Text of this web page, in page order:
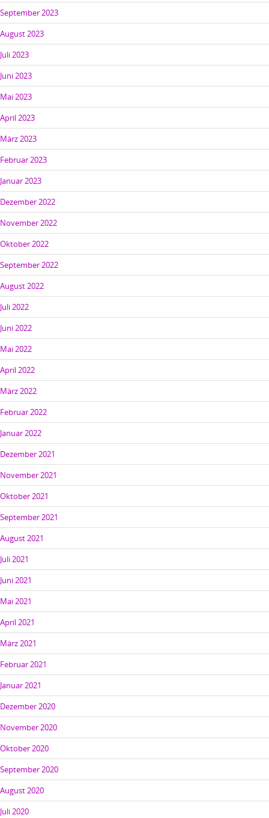
September 2023
August 2023
Juli 2023
Juni 2023
Mai 2023
April 2023
März 2023
Februar 2023
Januar 2023
Dezember 2022
November 2022
Oktober 2022
September 2022
August 2022
Juli 2022
Juni 2022
Mai 2022
April 2022
März 2022
Februar 2022
Januar 2022
Dezember 2021
November 2021
Oktober 2021
September 2021
August 2021
Juli 2021
Juni 2021
Mai 2021
April 2021
März 2021
Februar 2021
Januar 2021
Dezember 2020
November 2020
Oktober 2020
September 2020
August 2020
Juli 2020